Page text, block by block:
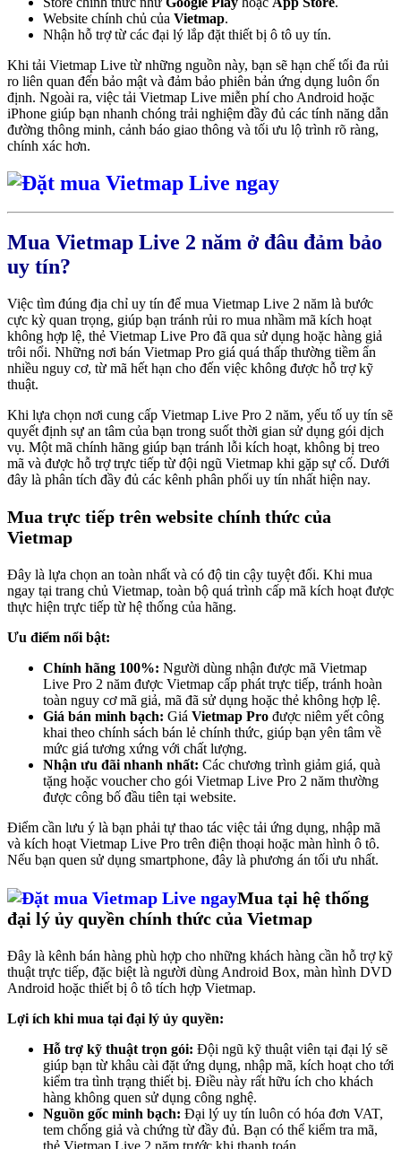
Website chính chủ của Vietmap.
Nhận hỗ trợ từ các đại lý lắp đặt thiết bị ô tô uy tín.
Khi tải Vietmap Live từ những nguồn này, bạn sẽ hạn chế tối đa rủi
ro liên quan đến bảo mật và đảm bảo phiên bản ứng dụng luôn ổn
định. Ngoài ra, việc tải Vietmap Live miễn phí cho Android hoặc
iPhone giúp bạn nhanh chóng trải nghiệm đầy đủ các tính năng dẫn
đường thông minh, cảnh báo giao thông và tối ưu lộ trình rõ ràng,
chính xác hơn.
Mua Vietmap Live 2 năm ở đâu đảm bảo
uy tín?
Việc tìm đúng địa chỉ uy tín để mua Vietmap Live 2 năm là bước
cực kỳ quan trọng, giúp bạn tránh rủi ro mua nhầm mã kích hoạt
không hợp lệ, thẻ Vietmap Live Pro đã qua sử dụng hoặc hàng giả
trôi nổi. Những nơi bán Vietmap Pro giá quá thấp thường tiềm ẩn
nhiều nguy cơ, từ mã hết hạn cho đến việc không được hỗ trợ kỹ
thuật.
Khi lựa chọn nơi cung cấp Vietmap Live Pro 2 năm, yếu tố uy tín sẽ
quyết định sự an tâm của bạn trong suốt thời gian sử dụng gói dịch
vụ. Một mã chính hãng giúp bạn tránh lỗi kích hoạt, không bị treo
mã và được hỗ trợ trực tiếp từ đội ngũ Vietmap khi gặp sự cố. Dưới
đây là phân tích đầy đủ các kênh phân phối uy tín nhất hiện nay.
Mua trực tiếp trên website chính thức của
Vietmap
Đây là lựa chọn an toàn nhất và có độ tin cậy tuyệt đối. Khi mua
ngay tại trang chủ Vietmap, toàn bộ quá trình cấp mã kích hoạt được
thực hiện trực tiếp từ hệ thống của hãng.
Ưu điểm nổi bật:
Chính hãng 100%: Người dùng nhận được mã Vietmap
Live Pro 2 năm được Vietmap cấp phát trực tiếp, tránh hoàn
toàn nguy cơ mã giả, mã đã sử dụng hoặc thẻ không hợp lệ.
Giá bán minh bạch: Giá Vietmap Pro được niêm yết công
khai theo chính sách bán lẻ chính thức, giúp bạn yên tâm về
mức giá tương xứng với chất lượng.
Nhận ưu đãi nhanh nhất: Các chương trình giảm giá, quà
tặng hoặc voucher cho gói Vietmap Live Pro 2 năm thường
được công bố đầu tiên tại website.
Điểm cần lưu ý là bạn phải tự thao tác việc tải ứng dụng, nhập mã
và kích hoạt Vietmap Live Pro trên điện thoại hoặc màn hình ô tô.
Nếu bạn quen sử dụng smartphone, đây là phương án tối ưu nhất.
Mua tại hệ thống
đại lý ủy quyền chính thức của Vietmap
Đây là kênh bán hàng phù hợp cho những khách hàng cần hỗ trợ kỹ
thuật trực tiếp, đặc biệt là người dùng Android Box, màn hình DVD
Android hoặc thiết bị ô tô tích hợp Vietmap.
Lợi ích khi mua tại đại lý ủy quyền:
Hỗ trợ kỹ thuật trọn gói: Đội ngũ kỹ thuật viên tại đại lý sẽ
giúp bạn từ khâu cài đặt ứng dụng, nhập mã, kích hoạt cho tới
kiểm tra tình trạng thiết bị. Điều này rất hữu ích cho khách
hàng không quen sử dụng công nghệ.
Nguồn gốc minh bạch: Đại lý uy tín luôn có hóa đơn VAT,
tem chống giả và chứng từ đầy đủ. Bạn có thể kiểm tra mã,
thẻ Vietmap Live 2 năm trước khi thanh toán.